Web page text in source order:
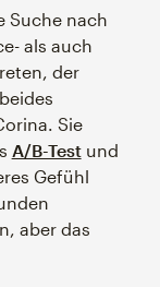
Suche nach
als auch
der
Sie
A/B-Testund
Gefühl
aber das